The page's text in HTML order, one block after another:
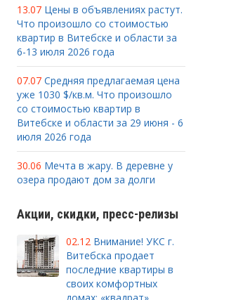
13.07 Цены в объявлениях растут.
Что произошло со стоимостью
квартир в Витебске и области за
6-13 июля 2026 года
07.07 Средняя предлагаемая цена
уже 1030 $/кв.м. Что произошло
со стоимостью квартир в
Витебске и области за 29 июня - 6
июля 2026 года
30.06 Мечта в жару. В деревне у
озера продают дом за долги
Акции, скидки, пресс-релизы
02.12 Внимание! УКС г.
Витебска продает
последние квартиры в
своих комфортных